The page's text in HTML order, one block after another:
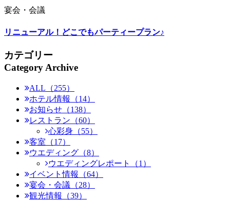
宴会・会議
リニューアル！どこでもパーティープラン♪
カテゴリー
Category Archive
ALL（255）
ホテル情報（14）
お知らせ（138）
レストラン（60）
心彩身（55）
客室（17）
ウエディング（8）
ウエディングレポート（1）
イベント情報（64）
宴会・会議（28）
観光情報（39）